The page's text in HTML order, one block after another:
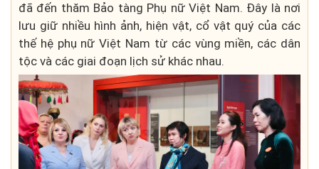
đã đến thăm Bảo tàng Phụ nữ Việt Nam. Đây là nơi
lưu giữ nhiều hình ảnh, hiện vật, cổ vật quý của các
thế hệ phụ nữ Việt Nam từ các vùng miền, các dân
tộc và các giai đoạn lịch sử khác nhau.